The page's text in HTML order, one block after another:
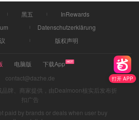
打开 APP
黑五
InRewards
Datenschutzerklärung
版权声明
电脑版
下载App
contact@dazhe.de
品牌、商家提供，由Dealmoon核实后发布折
扣广告
paid by brands or deals when user buy